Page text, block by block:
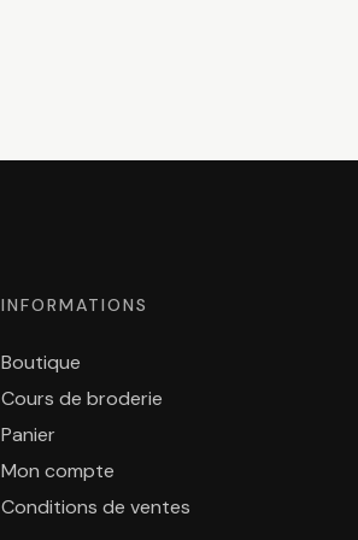
INFORMATIONS
Boutique
Cours de broderie
Panier
Mon compte
Conditions de ventes